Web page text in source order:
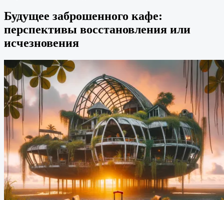
Будущее заброшенного кафе:
перспективы восстановления или
исчезновения